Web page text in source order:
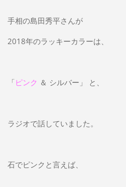
手相の島田秀平さんが
2018年のラッキーカラーは、
「ピンク ＆ シルバー」 と、
ラジオで話していました。
石でピンクと言えば、